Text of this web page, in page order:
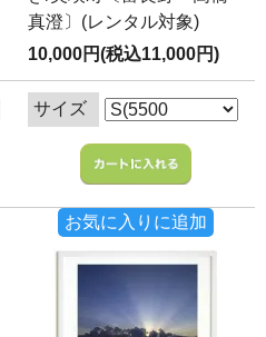
真澄〕(レンタル対象)
10,000円(税込11,000円)
サイズ
お気に入りに追加